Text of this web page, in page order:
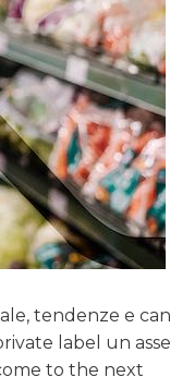
tendenze e
label un
to the next